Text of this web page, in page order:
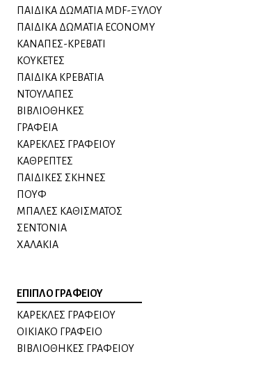
ΠΑΙΔΙΚΑ ΔΩΜΑΤΙΑ MDF-ΞΥΛΟΥ
ΠΑΙΔΙΚΑ ΔΩΜΑΤΙΑ ECONOMY
ΚΑΝΑΠΕΣ-ΚΡΕΒΑΤΙ
KΟΥΚΕΤΕΣ
ΠΑΙΔΙΚΑ ΚΡΕΒΑΤΙΑ
ΝΤΟΥΛΑΠΕΣ
ΒΙΒΛΙΟΘΗΚΕΣ
ΓΡΑΦΕΙΑ
ΚΑΡΕΚΛΕΣ ΓΡΑΦΕΙΟΥ
ΚΑΘΡΕΠΤΕΣ
ΠΑΙΔΙΚΕΣ ΣΚΗΝΕΣ
ΠΟΥΦ
ΜΠΑΛΕΣ ΚΑΘΙΣΜΑΤΟΣ
ΣΕΝΤΟΝΙΑ
ΧΑΛΑΚΙΑ
ΕΠΙΠΛΟ ΓΡΑΦΕΙΟΥ
ΚΑΡΕΚΛΕΣ ΓΡΑΦΕΙΟΥ
ΟΙΚΙΑΚΟ ΓΡΑΦΕΙΟ
ΒΙΒΛΙΟΘΗΚΕΣ ΓΡΑΦΕΙΟΥ